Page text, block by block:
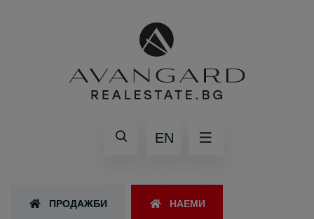
EN
ПРОДАЖБИ НАЕМИ